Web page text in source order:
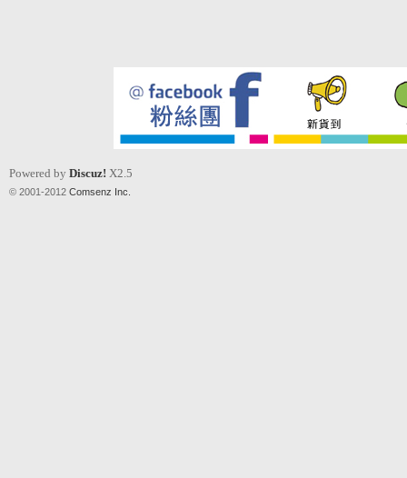
Powered by Discuz! X2.5
© 2001-2012 Comsenz Inc.